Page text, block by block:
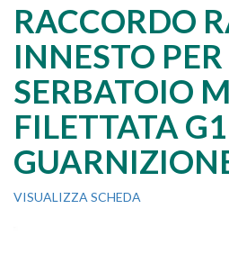
RACCORDO
INNESTO PER
SERBATOIO
FILETTATA
VISUALIZZA SCHEDA